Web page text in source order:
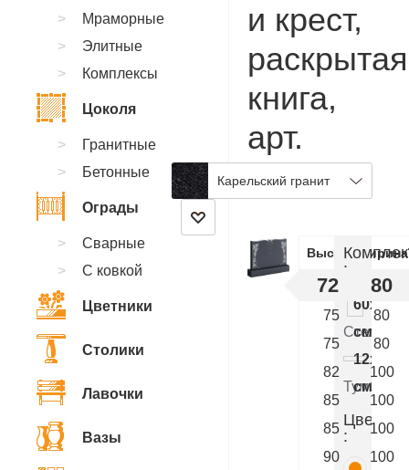
и крест,
раскрытая
книга,
арт.
BB.65
Карельский гранит
ВысотаШирина
72 80
75
80
75
80
82
100
85
100
85
100
90
100
:
Стелла
см.
Тумба
см.
Цветник
:
Мраморные
Элитные
Комплексы
Цоколя
Гранитные
Бетонные
Ограды
Сварные
С ковкой
Цветники
Столики
Лавочки
Вазы